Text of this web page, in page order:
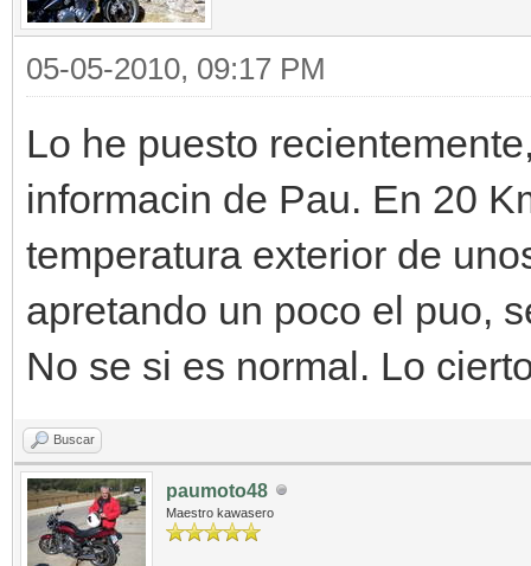
05-05-2010, 09:17 PM
Lo he puesto
informacin de Pau. En 20
temperatura exterior de
apretando un poco el puo,
No se si es normal. Lo
Buscar
paumoto48
Maestro kawasero